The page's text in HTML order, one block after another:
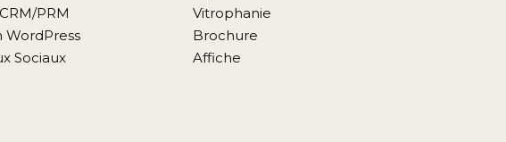
PRM
WordPress
Sociaux
Vitrophanie
Brochure
Affiche